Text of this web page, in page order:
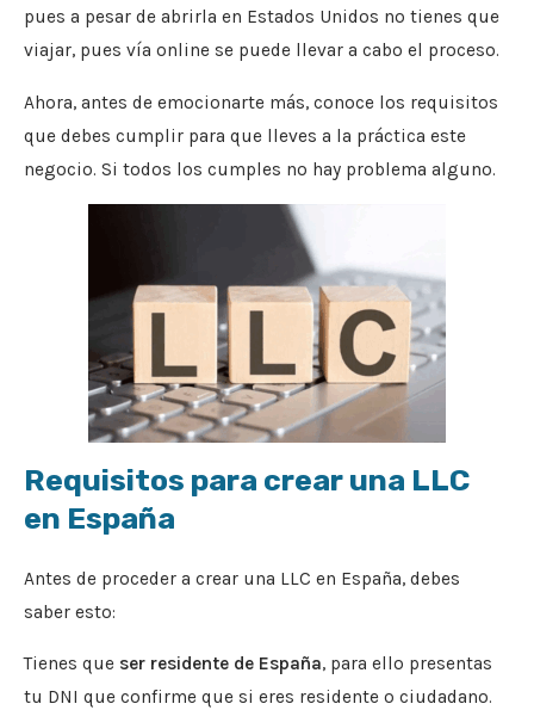
pues a pesar de abrirla en Estados Unidos no tienes que
viajar, pues vía online se puede llevar a cabo el proceso.
Ahora, antes de emocionarte más, conoce los requisitos
que debes cumplir para que lleves a la práctica este
negocio. Si todos los cumples no hay problema alguno.
Requisitos para crear una LLC
en España
Antes de proceder a crear una LLC en España, debes
saber esto:
Tienes que ser residente de España, para ello presentas
tu DNI que confirme que si eres residente o ciudadano.